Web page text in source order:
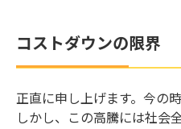
コストダウンの限界
正直に申し上げます。今の
しかし、この高騰には社会